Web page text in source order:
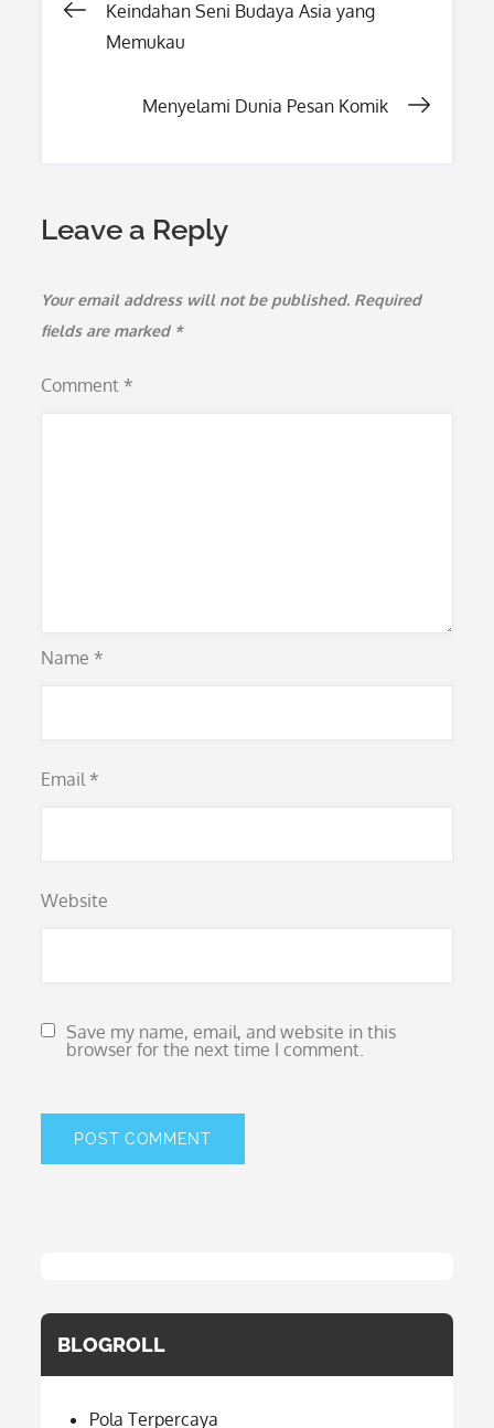
Post
Keindahan Seni Budaya Asia yang
Memukau
Menyelami Dunia Pesan Komik
Leave a Reply
Your email address will not be published. Required
fields are marked *
Comment *
Name *
Email *
Website
Save my name, email, and website in this
browser for the next time I comment.
BLOGROLL
Pola Terpercaya